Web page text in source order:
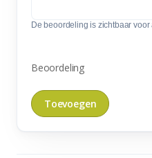
De beoordeling is zichtbaar
Beoordeling